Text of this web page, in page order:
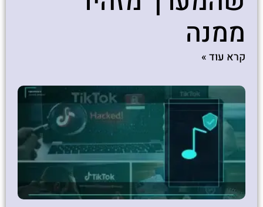
ממנה
קרא עוד »